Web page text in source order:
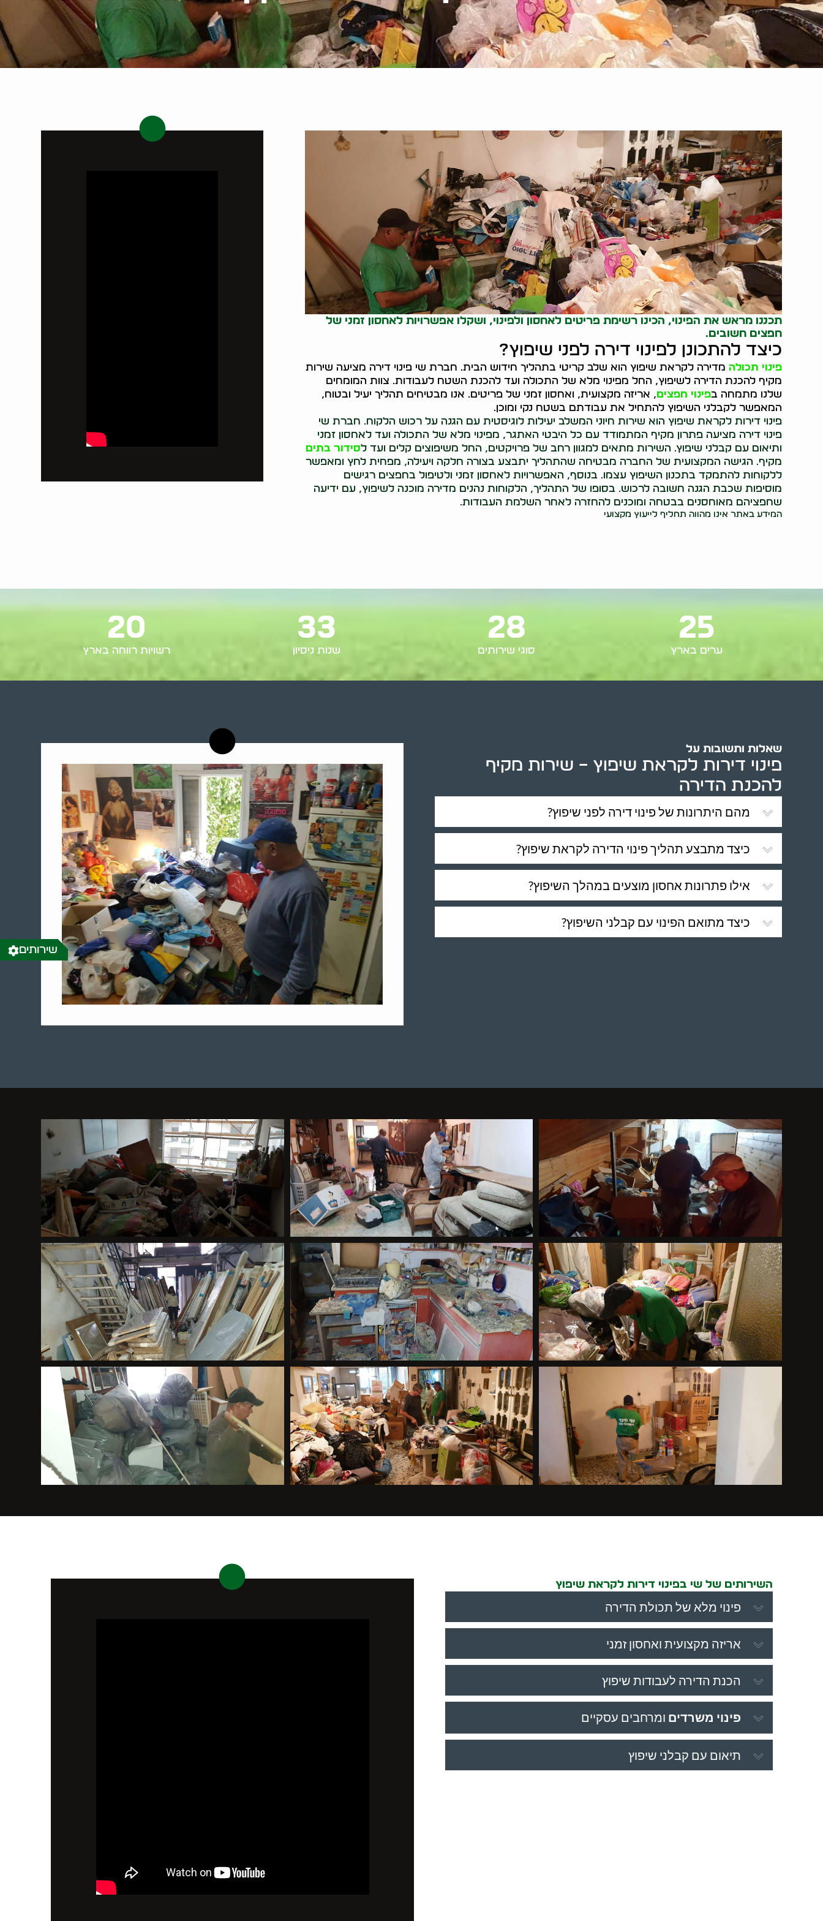
תכננו מראש את הפינוי, הכינו רשימת פריטים לאחסון ולפינוי, ושקלו אפשרויות לאחסון זמני של
חפצים חשובים.
כיצד להתכונן לפינוי דירה לפני שיפוץ?
פינוי תכולה מדירה לקראת שיפוץ הוא שלב קריטי בתהליך חידוש הבית. חברת שי פינוי דירה מציעה שירות
מקיף להכנת הדירה לשיפוץ, החל מפינוי מלא של התכולה ועד להכנת השטח לעבודות. צוות המומחים
שלנו מתמחה בפינוי חפצים, אריזה מקצועית, ואחסון זמני של פריטים. אנו מבטיחים תהליך יעיל ובטוח,
המאפשר לקבלני השיפוץ להתחיל את עבודתם בשטח נקי ומוכן.
פינוי דירות לקראת שיפוץ הוא שירות חיוני המשלב יעילות לוגיסטית עם הגנה על רכוש הלקוח. חברת שי
פינוי דירה מציעה פתרון מקיף המתמודד עם כל היבטי האתגר, מפינוי מלא של התכולה ועד לאחסון זמני
ותיאום עם קבלני שיפוץ. השירות מתאים למגוון רחב של פרויקטים, החל משיפוצים קלים ועד לסידור בתים
מקיף. הגישה המקצועית של החברה מבטיחה שהתהליך יתבצע בצורה חלקה ויעילה, מפחית לחץ ומאפשר
ללקוחות להתמקד בתכנון השיפוץ עצמו. בנוסף, האפשרויות לאחסון זמני ולטיפול בחפצים רגישים
מוסיפות שכבת הגנה חשובה לרכוש. בסופו של התהליך, הלקוחות נהנים מדירה מוכנה לשיפוץ, עם ידיעה
שחפציהם מאוחסנים בבטחה ומוכנים להחזרה לאחר השלמת העבודות.
המידע באתר אינו מהווה תחליף לייעוץ מקצועי
ערים בארץ
25
סוגי שירותים
28
שנות ניסיון
33
רשויות רווחה בארץ
20
שאלות ותשובות על
פינוי דירות לקראת שיפוץ – שירות מקיף
להכנת הדירה
מהם היתרונות של פינוי דירה לפני שיפוץ?
כיצד מתבצע תהליך פינוי הדירה לקראת שיפוץ?
אילו פתרונות אחסון מוצעים במהלך השיפוץ?
כיצד מתואם הפינוי עם קבלני השיפוץ?
השירותים של שי בפינוי דירות לקראת שיפוץ
פינוי מלא של תכולת הדירה
אריזה מקצועית ואחסון זמני
הכנת הדירה לעבודות שיפוץ
פינוי משרדים ומרחבים עסקיים
תיאום עם קבלני שיפוץ
שירותים